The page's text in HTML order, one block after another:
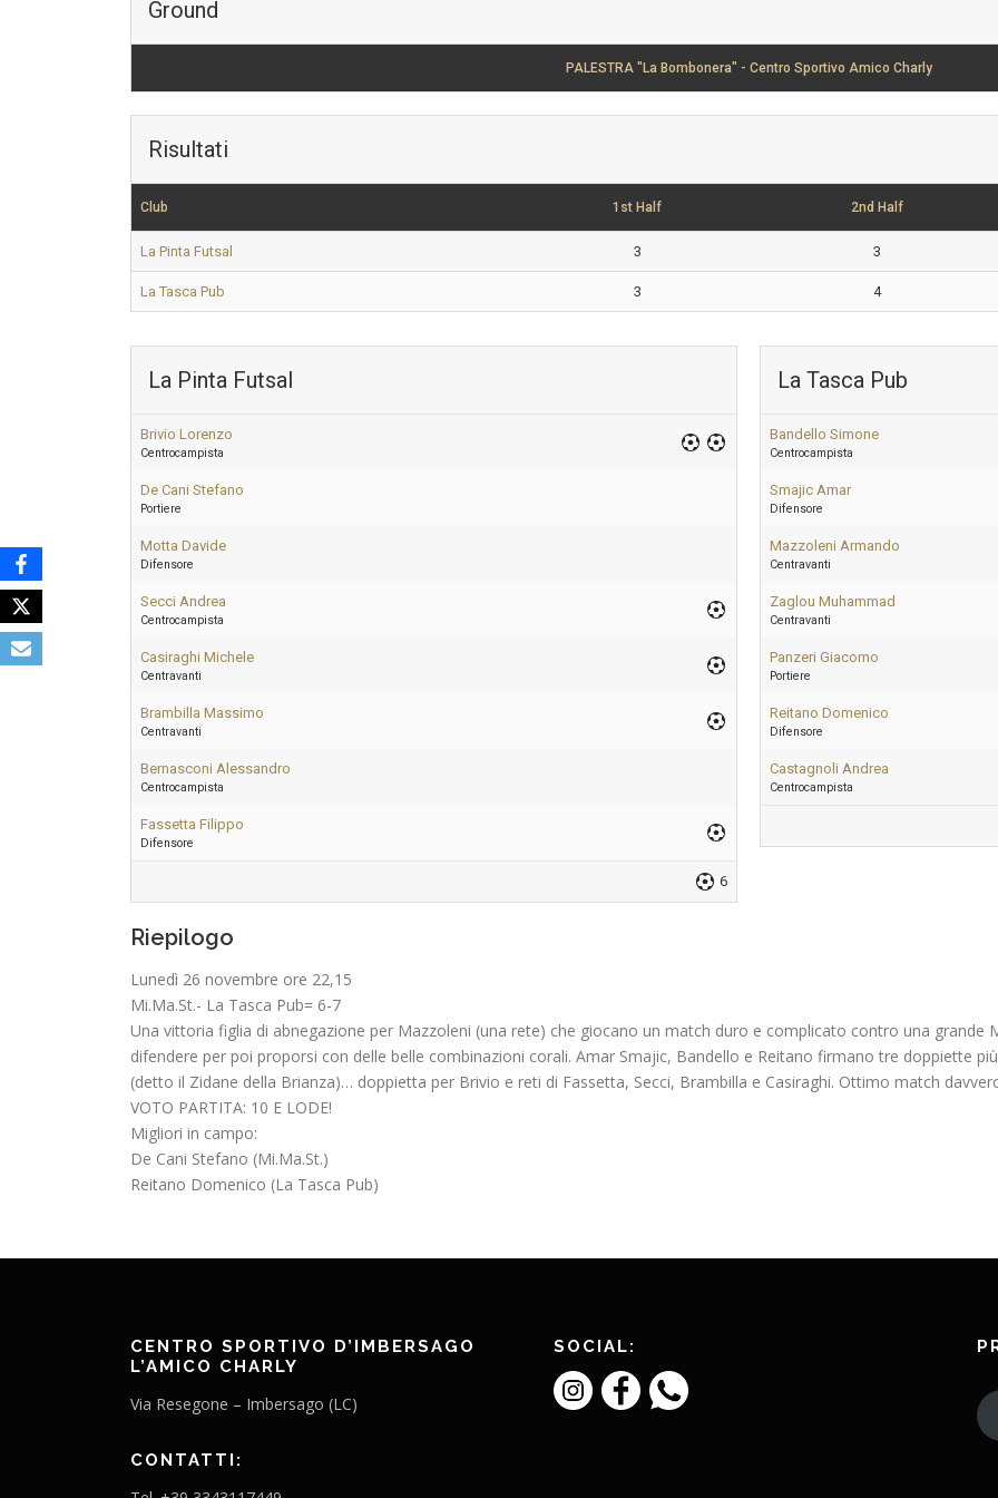
Ground
PALESTRA "La Bombonera" - Centro Sportivo Amico Charly
Risultati
Club 1st Half 2nd Half
La Pinta Futsal 3 3
La Tasca Pub 3 4
La Pinta Futsal
Brivio Lorenzo
Centrocampista
De Cani Stefano
Portiere
Motta Davide
Difensore
Secci Andrea
Centrocampista
Casiraghi Michele
Centravanti
Brambilla Massimo
Centravanti
Bernasconi Alessandro
Centrocampista
Fassetta Filippo
Difensore
6
La Tasca Pub
Bandello Simone
Centrocampista
Smajic Amar
Difensore
Mazzoleni Armando
Centravanti
Zaglou Muhammad
Centravanti
Panzeri Giacomo
Portiere
Reitano Domenico
Difensore
Castagnoli Andrea
Centrocampista
Riepilogo
Lunedì 26 novembre ore 22,15
Mi.Ma.St.- La Tasca Pub= 6-7
Una vittoria figlia di abnegazione per Mazzoleni (una rete) che giocano un match duro e complicato contro una grande
difendere per poi proporsi con delle belle combinazioni corali. Amar Smajic, Bandello e Reitano firmano tre doppiette
(detto il Zidane della Brianza)… doppietta per Brivio e reti di Fassetta, Secci, Brambilla e Casiraghi. Ottimo match
VOTO PARTITA: 10 E LODE!
Migliori in campo:
De Cani Stefano (Mi.Ma.St.)
Reitano Domenico (La Tasca Pub)
CENTRO SPORTIVO D’IMBERSAGO
L’AMICO CHARLY
Via Resegone – Imbersago (LC)
CONTATTI:
SOCIAL: